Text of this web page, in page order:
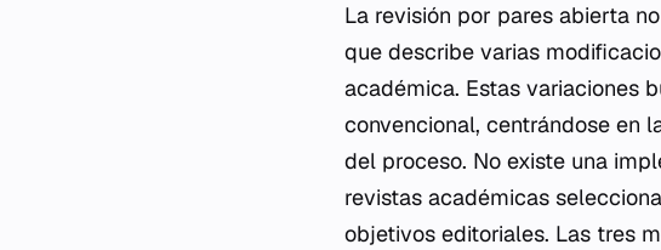
La revisión por pares abierta
que describe varias
académica. Estas variaciones
convencional, centrándose en
del proceso. No existe una
revistas académicas
objetivos editoriales. Las tres